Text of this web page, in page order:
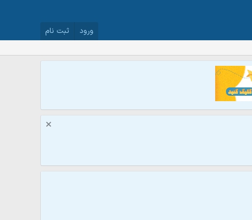
ورود ثبت نام